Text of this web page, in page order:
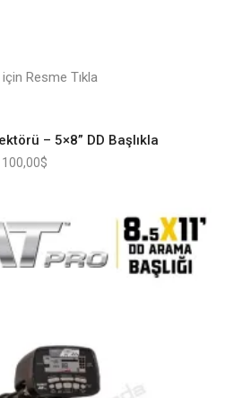
Resme Tıkla
– 5×8” DD Başlıkla
100,00$